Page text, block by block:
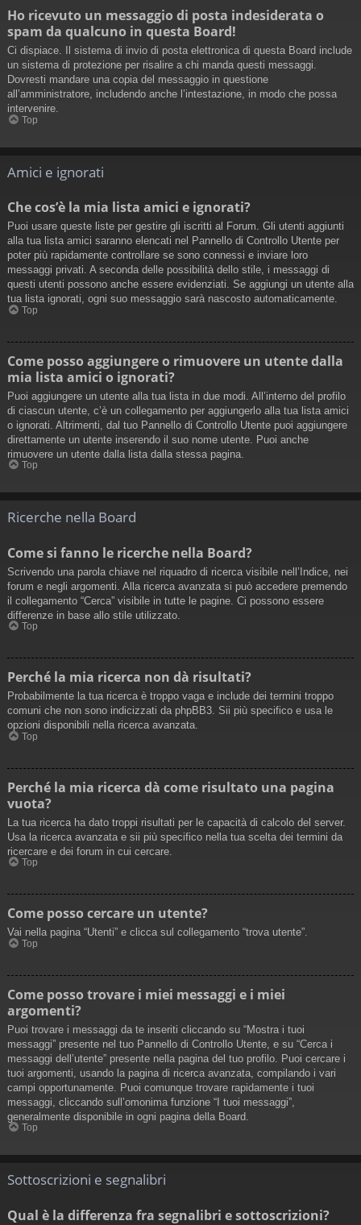
Ho ricevuto un messaggio di posta indesiderata o
spam da qualcuno in questa Board!
Ci dispiace. Il sistema di invio di posta elettronica di questa Board include
un sistema di protezione per risalire a chi manda questi messaggi.
Dovresti mandare una copia del messaggio in questione
all’amministratore, includendo anche l’intestazione, in modo che possa
intervenire.
Top
Amici e ignorati
Che cos’è la mia lista amici e ignorati?
Puoi usare queste liste per gestire gli iscritti al Forum. Gli utenti aggiunti
alla tua lista amici saranno elencati nel Pannello di Controllo Utente per
poter più rapidamente controllare se sono connessi e inviare loro
messaggi privati. A seconda delle possibilità dello stile, i messaggi di
questi utenti possono anche essere evidenziati. Se aggiungi un utente alla
tua lista ignorati, ogni suo messaggio sarà nascosto automaticamente.
Top
Come posso aggiungere o rimuovere un utente dalla
mia lista amici o ignorati?
Puoi aggiungere un utente alla tua lista in due modi. All’interno del profilo
di ciascun utente, c’è un collegamento per aggiungerlo alla tua lista amici
o ignorati. Altrimenti, dal tuo Pannello di Controllo Utente puoi aggiungere
direttamente un utente inserendo il suo nome utente. Puoi anche
rimuovere un utente dalla lista dalla stessa pagina.
Top
Ricerche nella Board
Come si fanno le ricerche nella Board?
Scrivendo una parola chiave nel riquadro di ricerca visibile nell’Indice, nei
forum e negli argomenti. Alla ricerca avanzata si può accedere premendo
il collegamento “Cerca” visibile in tutte le pagine. Ci possono essere
differenze in base allo stile utilizzato.
Top
Perché la mia ricerca non dà risultati?
Probabilmente la tua ricerca è troppo vaga e include dei termini troppo
comuni che non sono indicizzati da phpBB3. Sii più specifico e usa le
opzioni disponibili nella ricerca avanzata.
Top
Perché la mia ricerca dà come risultato una pagina
vuota?
La tua ricerca ha dato troppi risultati per le capacità di calcolo del server.
Usa la ricerca avanzata e sii più specifico nella tua scelta dei termini da
ricercare e dei forum in cui cercare.
Top
Come posso cercare un utente?
Vai nella pagina “Utenti” e clicca sul collegamento “trova utente”.
Top
Come posso trovare i miei messaggi e i miei
argomenti?
Puoi trovare i messaggi da te inseriti cliccando su “Mostra i tuoi
messaggi” presente nel tuo Pannello di Controllo Utente, e su “Cerca i
messaggi dell’utente” presente nella pagina del tuo profilo. Puoi cercare i
tuoi argomenti, usando la pagina di ricerca avanzata, compilando i vari
campi opportunamente. Puoi comunque trovare rapidamente i tuoi
messaggi, cliccando sull’omonima funzione “I tuoi messaggi”,
generalmente disponibile in ogni pagina della Board.
Top
Sottoscrizioni e segnalibri
Qual è la differenza fra segnalibri e sottoscrizioni?